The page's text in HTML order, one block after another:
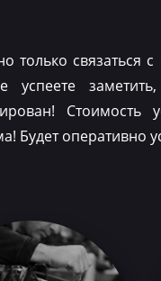
только
Будет оперативно